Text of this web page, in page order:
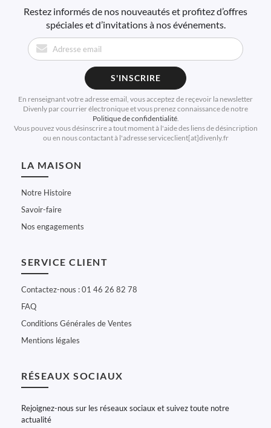
Restez informés de nos nouveautés et profitez d’offres
spéciales et d’invitations à nos événements.
S'INSCRIRE
En renseignant votre adresse email, vous acceptez de reçevoir la newsletter
Divenly par courrier électronique et vous prenez connaissance de notre
Politique de confidentialité.
Vous pouvez vous désinscrire a tout moment à l'aide des liens de désincription
ou en nous contactant à l'adresse serviceclient[at]divenly.fr
LA MAISON
Notre Histoire
Savoir-faire
Nos engagements
SERVICE CLIENT
Contactez-nous : 01 46 26 82 78
FAQ
Conditions Générales de Ventes
Mentions légales
RÉSEAUX SOCIAUX
Rejoignez-nous sur les réseaux sociaux et suivez toute notre
actualité